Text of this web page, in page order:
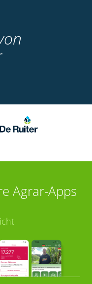
Agrar-Apps